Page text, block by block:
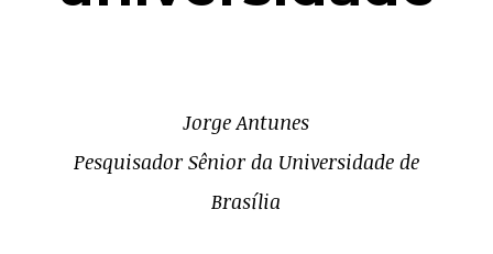
Jorge Antunes
Pesquisador Sênior da Universidade de
Brasília